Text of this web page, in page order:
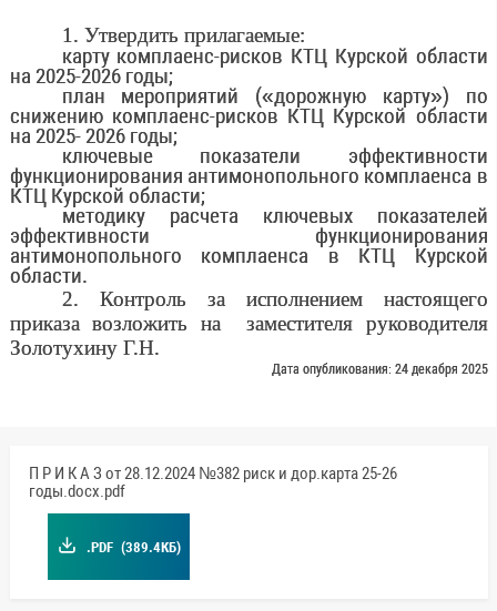
1. Утвердить прилагаемые:
карту комплаенс-рисков КТЦ Курской области
на 2025-2026 годы;
план мероприятий («дорожную карту») по
снижению комплаенс-рисков КТЦ Курской области
на 2025- 2026 годы;
ключевые показатели эффективности
функционирования антимонопольного комплаенса в
КТЦ Курской области;
методику расчета ключевых показателей
эффективности функционирования
антимонопольного комплаенса в КТЦ Курской
области.
2. Контроль за исполнением настоящего
приказа возложить на заместителя руководителя
Золотухину Г.Н.
Дата опубликования: 24 декабря 2025
П Р И К А З от 28.12.2024 №382 риск и дор.карта 25-26
годы.docx.pdf
.PDF (389.4КБ)